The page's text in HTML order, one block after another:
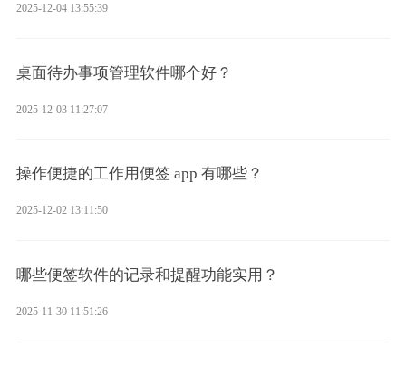
2025-12-04 13:55:39
桌面待办事项管理软件哪个好？
2025-12-03 11:27:07
操作便捷的工作用便签 app 有哪些？
2025-12-02 13:11:50
哪些便签软件的记录和提醒功能实用？
2025-11-30 11:51:26